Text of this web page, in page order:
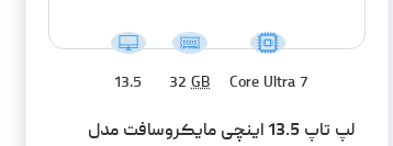
Core Ultra 7
32GB
13.5
لپ تاپ 13.5 اینچی مایکروسافت مدل